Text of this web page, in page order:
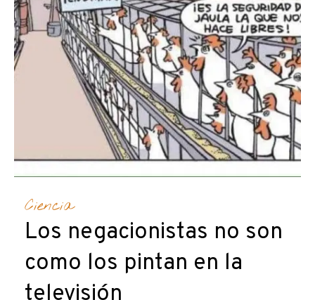
Ciencia
Los negacionistas no son
como los pintan en la
televisión